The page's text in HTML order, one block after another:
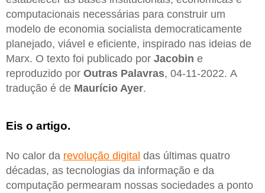
computacionais necessárias para construir um
modelo de economia socialista democraticamente
planejado, viável e eficiente, inspirado nas ideias de
Marx. O texto foi publicado por Jacobin e
reproduzido por Outras Palavras, 04-11-2022. A
tradução é de Maurício Ayer.
Eis o artigo.
No calor da revolução digital das últimas quatro
décadas, as tecnologias da informação e da
computação permearam nossas sociedades a ponto